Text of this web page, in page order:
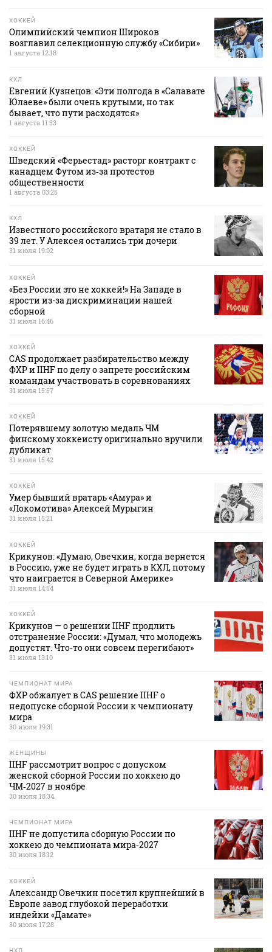
ХОККЕЙ
Олимпийский чемпион Широков
возглавил селекционную службу «Сибири»
1 августа 12:18
КХЛ
Евгений Кузнецов: «Эти полгода в «Салавате
Юлаеве» были очень крутыми, но так
бывает, что пути расходятся»
1 августа 11:33
ХОККЕЙ
Шведский «Ферьестад» расторг контракт с
канадцем Футом из‑за протестов
общественности
1 августа 03:25
КХЛ
Известного российского вратаря не стало в
39 лет. У Алексея остались три дочери
31 июля 19:02
ХОККЕЙ
«Без России это не хоккей!» На Западе в
ярости из-за дискриминации нашей
сборной
31 июля 16:46
ХОККЕЙ
CAS продолжает разбирательство между
ФХР и IIHF по делу о запрете российским
командам участвовать в соревнованиях
31 июля 15:57
ХОККЕЙ
Потерявшему золотую медаль ЧМ
финскому хоккеисту оригинально вручили
дубликат
31 июля 15:42
ХОККЕЙ
Умер бывший вратарь «Амура» и
«Локомотива» Алексей Мурыгин
31 июля 15:21
ХОККЕЙ
Крикунов: «Думаю, Овечкин, когда вернется
в Россию, уже не будет играть в КХЛ, потому
что наиграется в Северной Америке»
31 июля 14:54
ХОККЕЙ
Крикунов — о решении IIHF продлить
отстранение России: «Думал, что молодежь
допустят. Что‑то они совсем перегибают»
31 июля 13:10
ЧЕМПИОНАТ МИРА
ФХР обжалует в CAS решение IIHF о
недопуске сборной России к чемпионату
мира
30 июля 19:31
ЖЕНЩИНЫ
IIHF рассмотрит вопрос с допуском
женской сборной России по хоккею до
ЧМ‑2027 в ноябре
30 июля 18:34
ЧЕМПИОНАТ МИРА
IIHF не допустила сборную России по
хоккею до чемпионата мира‑2027
30 июля 18:12
ХОККЕЙ
Александр Овечкин посетил крупнейший в
Европе завод глубокой переработки
индейки «Дамате»
30 июля 17:28
НХЛ